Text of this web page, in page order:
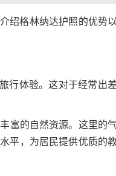
绍格林纳达护照的优势
行体验。这对于经常出
富的自然资源。这里的
平，为居民提供优质的